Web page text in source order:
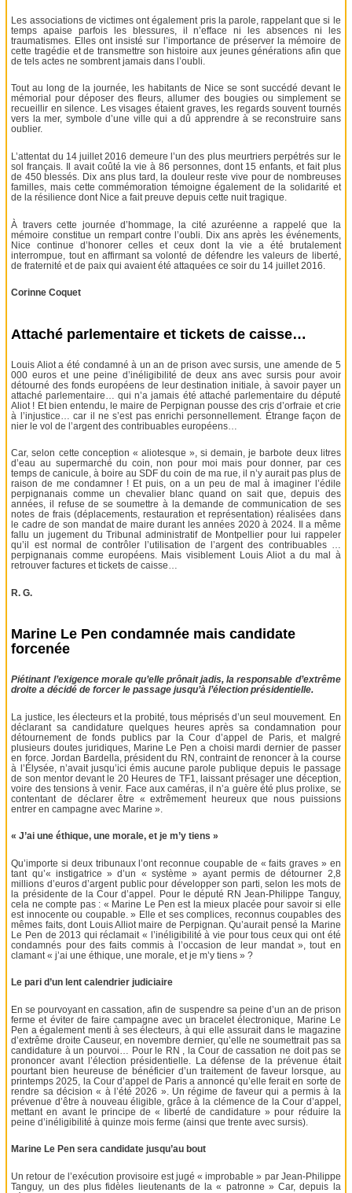
Les associations de victimes ont également pris la parole, rappelant que si le
temps apaise parfois les blessures, il n’efface ni les absences ni les
traumatismes. Elles ont insisté sur l’importance de préserver la mémoire de
cette tragédie et de transmettre son histoire aux jeunes générations afin que
de tels actes ne sombrent jamais dans l’oubli.
Tout au long de la journée, les habitants de Nice se sont succédé devant le
mémorial pour déposer des fleurs, allumer des bougies ou simplement se
recueillir en silence. Les visages étaient graves, les regards souvent tournés
vers la mer, symbole d’une ville qui a dû apprendre à se reconstruire sans
oublier.
L’attentat du 14 juillet 2016 demeure l’un des plus meurtriers perpétrés sur le
sol français. Il avait coûté la vie à 86 personnes, dont 15 enfants, et fait plus
de 450 blessés. Dix ans plus tard, la douleur reste vive pour de nombreuses
familles, mais cette commémoration témoigne également de la solidarité et
de la résilience dont Nice a fait preuve depuis cette nuit tragique.
À travers cette journée d’hommage, la cité azuréenne a rappelé que la
mémoire constitue un rempart contre l’oubli. Dix ans après les événements,
Nice continue d’honorer celles et ceux dont la vie a été brutalement
interrompue, tout en affirmant sa volonté de défendre les valeurs de liberté,
de fraternité et de paix qui avaient été attaquées ce soir du 14 juillet 2016.
Corinne Coquet
Attaché parlementaire et tickets de caisse…
Louis Aliot a été condamné à un an de prison avec sursis, une amende de 5
000 euros et une peine d’inéligibilité de deux ans avec sursis pour avoir
détourné des fonds européens de leur destination initiale, à savoir payer un
attaché parlementaire… qui n’a jamais été attaché parlementaire du député
Aliot ! Et bien entendu, le maire de Perpignan pousse des cris d’orfraie et crie
à l’injustice… car il ne s’est pas enrichi personnellement. Étrange façon de
nier le vol de l’argent des contribuables européens…
Car, selon cette conception « aliotesque », si demain, je barbote deux litres
d’eau au supermarché du coin, non pour moi mais pour donner, par ces
temps de canicule, à boire au SDF du coin de ma rue, il n’y aurait pas plus de
raison de me condamner ! Et puis, on a un peu de mal à imaginer l’édile
perpignanais comme un chevalier blanc quand on sait que, depuis des
années, il refuse de se soumettre à la demande de communication de ses
notes de frais (déplacements, restauration et représentation) réalisées dans
le cadre de son mandat de maire durant les années 2020 à 2024. Il a même
fallu un jugement du Tribunal administratif de Montpellier pour lui rappeler
qu’il est normal de contrôler l’utilisation de l’argent des contribuables …
perpignanais comme européens. Mais visiblement Louis Aliot a du mal à
retrouver factures et tickets de caisse…
R. G.
Marine Le Pen condamnée mais candidate
forcenée
Piétinant l’exigence morale qu’elle prônait jadis, la responsable d’extrême
droite a décidé de forcer le passage jusqu’à l’élection présidentielle.
La justice, les électeurs et la probité, tous méprisés d’un seul mouvement. En
déclarant sa candidature quelques heures après sa condamnation pour
détournement de fonds publics par la Cour d’appel de Paris, et malgré
plusieurs doutes juridiques, Marine Le Pen a choisi mardi dernier de passer
en force. Jordan Bardella, président du RN, contraint de renoncer à la course
à l’Élysée, n’avait jusqu’ici émis aucune parole publique depuis le passage
de son mentor devant le 20 Heures de TF1, laissant présager une déception,
voire des tensions à venir. Face aux caméras, il n’a guère été plus prolixe, se
contentant de déclarer être « extrêmement heureux que nous puissions
entrer en campagne avec Marine ».
« J’ai une éthique, une morale, et je m’y tiens »
Qu’importe si deux tribunaux l’ont reconnue coupable de « faits graves » en
tant qu’« instigatrice » d’un « système » ayant permis de détourner 2,8
millions d’euros d’argent public pour développer son parti, selon les mots de
la présidente de la Cour d’appel. Pour le député RN Jean-Philippe Tanguy,
cela ne compte pas : « Marine Le Pen est la mieux placée pour savoir si elle
est innocente ou coupable. » Elle et ses complices, reconnus coupables des
mêmes faits, dont Louis Alliot maire de Perpignan. Qu’aurait pensé la Marine
Le Pen de 2013 qui réclamait « l’inéligibilité à vie pour tous ceux qui ont été
condamnés pour des faits commis à l’occasion de leur mandat », tout en
clamant « j’ai une éthique, une morale, et je m’y tiens » ?
Le pari d’un lent calendrier judiciaire
En se pourvoyant en cassation, afin de suspendre sa peine d’un an de prison
ferme et éviter de faire campagne avec un bracelet électronique, Marine Le
Pen a également menti à ses électeurs, à qui elle assurait dans le magazine
d’extrême droite Causeur, en novembre dernier, qu’elle ne soumettrait pas sa
candidature à un pourvoi… Pour le RN , la Cour de cassation ne doit pas se
prononcer avant l’élection présidentielle. La défense de la prévenue était
pourtant bien heureuse de bénéficier d’un traitement de faveur lorsque, au
printemps 2025, la Cour d’appel de Paris a annoncé qu’elle ferait en sorte de
rendre sa décision « à l’été 2026 ». Un régime de faveur qui a permis à la
prévenue d’être à nouveau éligible, grâce à la clémence de la Cour d’appel,
mettant en avant le principe de « liberté de candidature » pour réduire la
peine d’inéligibilité à quinze mois ferme (ainsi que trente avec sursis).
Marine Le Pen sera candidate jusqu’au bout
Un retour de l’exécution provisoire est jugé « improbable » par Jean-Philippe
Tanguy, un des plus fidèles lieutenants de la « patronne » Car, depuis la